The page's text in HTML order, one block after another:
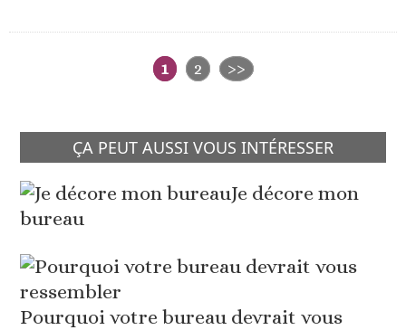
1 2 >>
ÇA PEUT AUSSI VOUS INTÉRESSER
Je décore mon
bureau
Pourquoi votre bureau devrait vous